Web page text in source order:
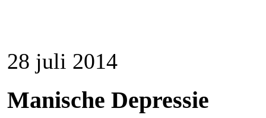
28 juli 2014
Manische Depressie